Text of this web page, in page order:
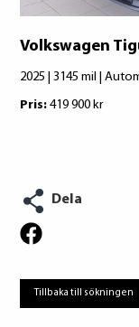
Volkswagen
2025 | 3145 mil |
Pris: 419 900 kr
Dela
Tillbaka till sökningen